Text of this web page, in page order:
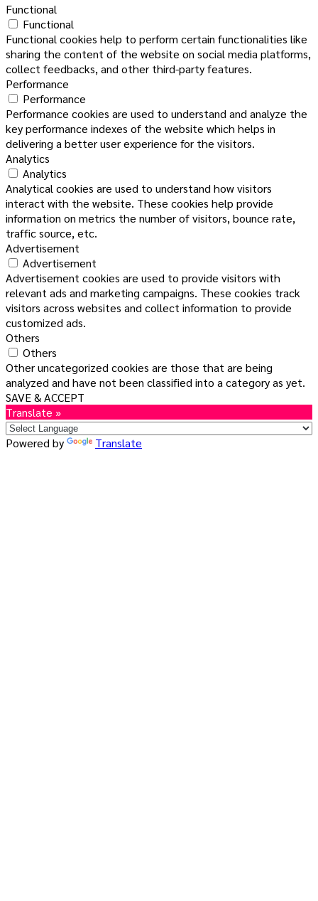
Functional
Functional
Functional cookies help to perform certain functionalities like
sharing the content of the website on social media platforms,
collect feedbacks, and other third-party features.
Performance
Performance
Performance cookies are used to understand and analyze the
key performance indexes of the website which helps in
delivering a better user experience for the visitors.
Analytics
Analytics
Analytical cookies are used to understand how visitors
interact with the website. These cookies help provide
information on metrics the number of visitors, bounce rate,
traffic source, etc.
Advertisement
Advertisement
Advertisement cookies are used to provide visitors with
relevant ads and marketing campaigns. These cookies track
visitors across websites and collect information to provide
customized ads.
Others
Others
Other uncategorized cookies are those that are being
analyzed and have not been classified into a category as yet.
SAVE & ACCEPT
Translate »
Powered by Translate